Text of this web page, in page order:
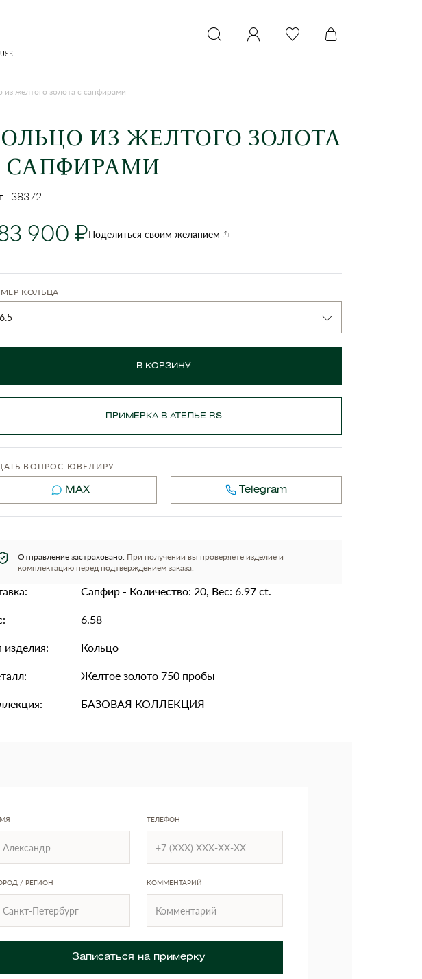
из желтого золота с сапфирами
ИЗ ЖЕЛТОГО ЗОЛОТА
САПФИРАМИ
38372
900 Поделиться своим желанием
КОЛЬЦА
В КОРЗИНУ
ПРИМЕРКА В АТЕЛЬЕ RS
ВОПРОС ЮВЕЛИРУ
MAX Telegram
Отправление застраховано. При получении вы проверяете изделие и
комплектацию перед подтверждением заказа.
Сапфир - Количество: 20, Вес: 6.97 ct.
6.58
изделия:
Кольцо
Желтое золото 750 пробы
БАЗОВАЯ КОЛЛЕКЦИЯ
ТЕЛЕФОН
/ РЕГИОН КОММЕНТАРИЙ
Записаться на примерку